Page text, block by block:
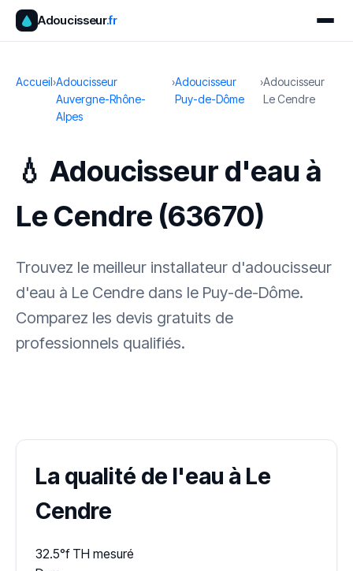
Adoucisseur.fr
Accueil›Adoucisseur
Auvergne-Rhône-
Alpes
›Adoucisseur
Puy-de-Dôme
›Adoucisseur
Le Cendre
💧 Adoucisseur d'eau à
Le Cendre (63670)
Trouvez le meilleur installateur d'adoucisseur
d'eau à Le Cendre dans le Puy-de-Dôme.
Comparez les devis gratuits de
professionnels qualifiés.
La qualité de l'eau à Le
Cendre
32.5°f TH mesuré